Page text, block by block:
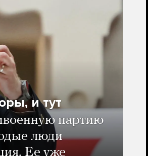
и тут
партию
люди
Ее уже